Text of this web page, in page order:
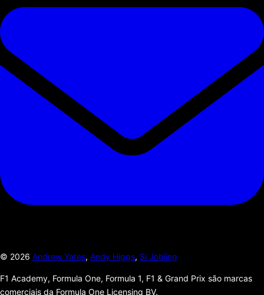
© 2026 Andrew Yates, Andy Higgs, Si Jobling
F1 Academy, Formula One, Formula 1, F1 & Grand Prix são marcas
comerciais da Formula One Licensing BV.